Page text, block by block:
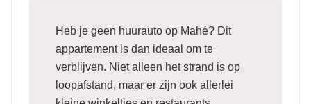
Heb je geen huurauto op Mahé? Dit
appartement is dan ideaal om te
verblijven. Niet alleen het strand is op
loopafstand, maar er zijn ook allerlei